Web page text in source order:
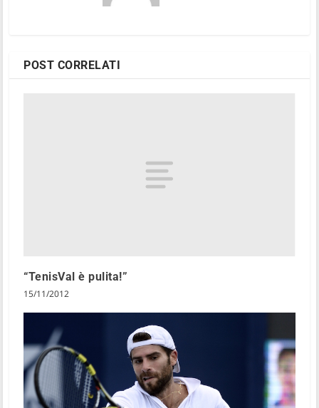
POST CORRELATI
“TenisVal è pulita!”
15/11/2012